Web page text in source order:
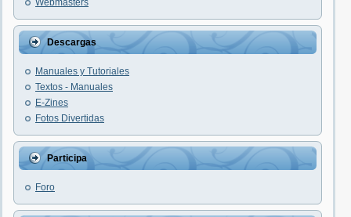
Webmasters
Descargas
Manuales y Tutoriales
Textos - Manuales
E-Zines
Fotos Divertidas
Participa
Foro